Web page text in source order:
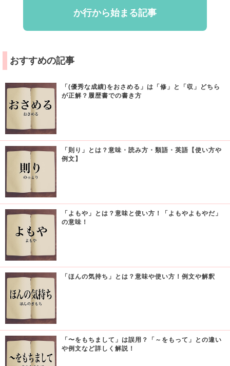
か行から始まる記事
おすすめの記事
「(優秀な成績)をおさめる」は「修」と「収」どちら
が正解？履歴書での書き方
「則り」とは？意味・読み方・類語・英語【使い方や
例文】
「よもや」とは？意味と使い方！「よもやよもやだ」
の意味！
「ほんの気持ち」とは？意味や使い方！例文や解釈
「〜をもちまして」は誤用？「～をもって」との違い
や例文など詳しく解説！